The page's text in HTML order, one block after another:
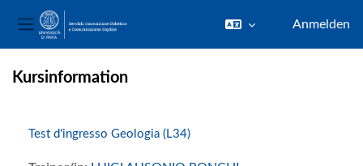
Website-Übersicht
Anmelden
Kursinformation
Test d'ingresso Geologia (L34)